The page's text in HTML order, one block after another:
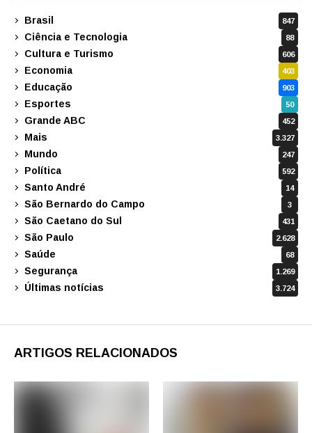
Brasil 847
Ciência e Tecnologia 88
Cultura e Turismo 606
Economia 403
Educação 903
Esportes 50
Grande ABC 452
Mais 3.327
Mundo 247
Política 592
Santo André 14
São Bernardo do Campo 3
São Caetano do Sul 431
São Paulo 2.628
Saúde 68
Segurança 1.269
Últimas notícias 3.724
ARTIGOS RELACIONADOS